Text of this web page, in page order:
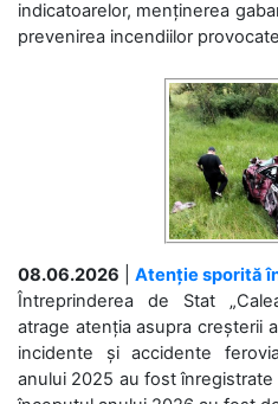
indicatoarelor, menținerea
prevenirea incendiilor
08.06.2026
Atenție sporită
Întreprinderea de Stat
atrage atenția asupra creșterii
incidente și accidente
anului 2025 au fost